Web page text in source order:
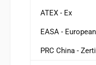
ATEX - Ex
EASA -
PRC China -